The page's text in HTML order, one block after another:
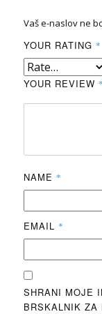
Vaš e-naslov ne
YOUR RATING *
YOUR REVIEW *
NAME *
EMAIL *
SHRANI MOJE
BRSKALNIK ZA